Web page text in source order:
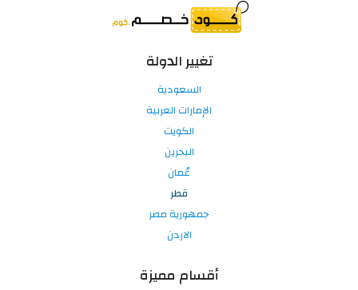
تغيير الدولة
السعودية
الإمارات العربية
الكويت
البحرين
عُمان
قطر
جمهورية مصر
الاردن
أقسام مميزة